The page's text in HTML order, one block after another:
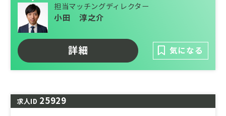
こうした技術力とサービス提供実績により、
大手企業や公的機関を含む幅広いお客様にご
活用いただいています。
今後のさらなる事業拡大に向け、ESGデータ
分析を通じてクライアントの課題解決と事業
す。
担当マッチングディレクター
小田 淳之介
詳細 気になる
求人ID 25929